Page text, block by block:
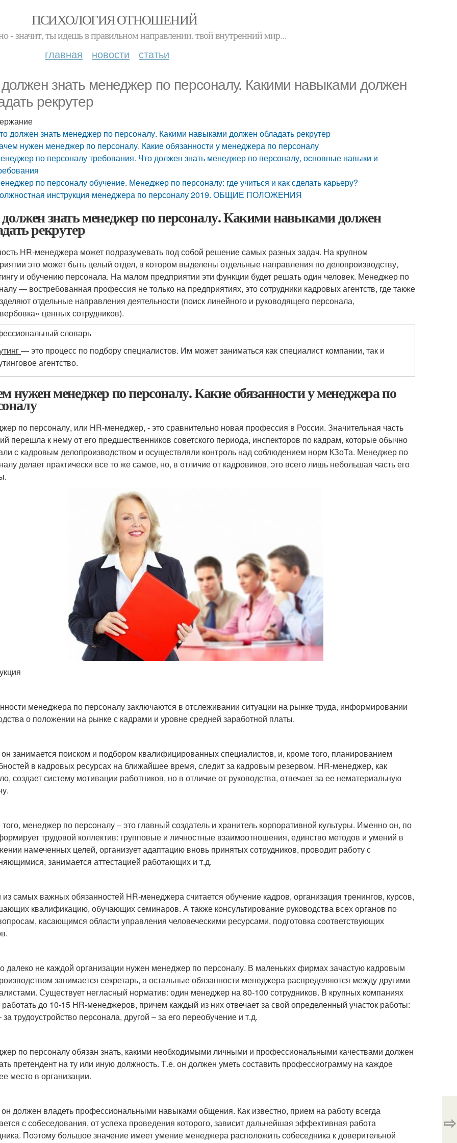
ПСИХОЛОГИЯ ОТНОШЕНИЙ
- значит, ты идешь в правильном направлении. твой внутренний мир...
главная новости статьи
знать менеджер по персоналу. Какими навыками должен
рекрутер
должен знать менеджер по персоналу. Какими навыками должен обладать рекрутер
нужен менеджер по персоналу. Какие обязанности у менеджера по персоналу
по персоналу требования. Что должен знать менеджер по персоналу, основные навыки и
по персоналу обучение. Менеджер по персоналу: где учиться и как сделать карьеру?
инструкция менеджера по персоналу 2019. ОБЩИЕ ПОЛОЖЕНИЯ
знать менеджер по персоналу. Какими навыками должен
рекрутер
HR-менеджера может подразумевать под собой решение самых разных задач. На крупном
это может быть целый отдел, в котором выделены отдельные направления по делопроизводству,
и обучению персонала. На малом предприятии эти функции будет решать один человек. Менеджер по
— востребованная профессия не только на предприятиях, это сотрудники кадровых агентств, где также
отдельные направления деятельности (поиск линейного и руководящего персонала,
ценных сотрудников).
словарь
— это процесс по подбору специалистов. Им может заниматься как специалист компании, так и
агентство.
нужен менеджер по персоналу. Какие обязанности у менеджера по
по персоналу, или HR-менеджер, - это сравнительно новая профессия в России. Значительная часть
перешла к нему от его предшественников советского периода, инспекторов по кадрам, которые обычно
с кадровым делопроизводством и осуществляли контроль над соблюдением норм КЗоТа. Менеджер по
делает практически все то же самое, но, в отличие от кадровиков, это всего лишь небольшая часть его
менеджера по персоналу заключаются в отслеживании ситуации на рынке труда, информировании
о положении на рынке с кадрами и уровне средней заработной платы.
занимается поиском и подбором квалифицированных специалистов, и, кроме того, планированием
в кадровых ресурсах на ближайшее время, следит за кадровым резервом. HR-менеджер, как
создает систему мотивации работников, но в отличие от руководства, отвечает за ее нематериальную
менеджер по персоналу – это главный создатель и хранитель корпоративной культуры. Именно он, по
трудовой коллектив: групповые и личностные взаимоотношения, единство методов и умений в
намеченных целей, организует адаптацию вновь принятых сотрудников, проводит работу с
занимается аттестацией работающих и т.д.
самых важных обязанностей HR-менеджера считается обучение кадров, организация тренингов, курсов,
квалификацию, обучающих семинаров. А также консультирование руководства всех органов по
касающимся области управления человеческими ресурсами, подготовка соответствующих
далеко не каждой организации нужен менеджер по персоналу. В маленьких фирмах зачастую кадровым
занимается секретарь, а остальные обязанности менеджера распределяются между другими
Существует негласный норматив: один менеджер на 80-100 сотрудников. В крупных компаниях
до 10-15 HR-менеджеров, причем каждый из них отвечает за свой определенный участок работы:
трудоустройство персонала, другой – за его переобучение и т.д.
по персоналу обязан знать, какими необходимыми личными и профессиональными качествами должен
претендент на ту или иную должность. Т.е. он должен уметь составить профессиограмму на каждое
место в организации.
должен владеть профессиональными навыками общения. Как известно, прием на работу всегда
с собеседования, от успеха проведения которого, зависит дальнейшая эффективная работа
Поэтому большое значение имеет умение менеджера расположить собеседника к доверительной
⇨